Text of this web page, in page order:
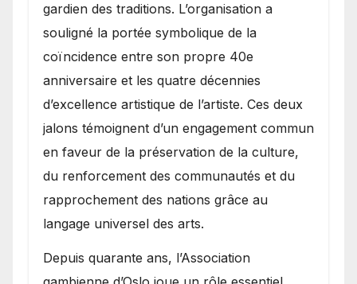
gardien des traditions. L’organisation a
souligné la portée symbolique de la
coïncidence entre son propre 40e
anniversaire et les quatre décennies
d’excellence artistique de l’artiste. Ces deux
jalons témoignent d’un engagement commun
en faveur de la préservation de la culture,
du renforcement des communautés et du
rapprochement des nations grâce au
langage universel des arts.
​Depuis quarante ans, l’Association